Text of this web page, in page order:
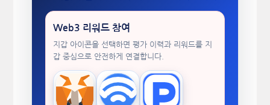
Web3 리워드 참여
지갑 아이콘을 선택하면 평가 이력과 리워드를 지
갑 중심으로 안전하게 연결합니다.
MetaMask WalletConnectTokenPocket